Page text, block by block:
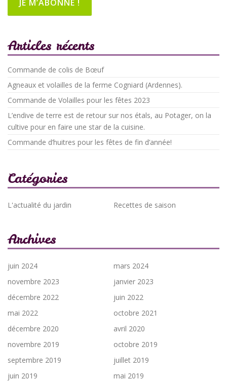
Articles récents
Commande de colis de Bœuf
Agneaux et volailles de la ferme Cogniard (Ardennes).
Commande de Volailles pour les fêtes 2023
L’endive de terre est de retour sur nos étals, au Potager, on la
cultive pour en faire une star de la cuisine.
Commande d’huitres pour les fêtes de fin d’année!
Catégories
L'actualité du jardin Recettes de saison
Archives
juin 2024
mars 2024
novembre 2023
janvier 2023
décembre 2022
juin 2022
mai 2022
octobre 2021
décembre 2020
avril 2020
novembre 2019
octobre 2019
septembre 2019
juillet 2019
juin 2019
mai 2019